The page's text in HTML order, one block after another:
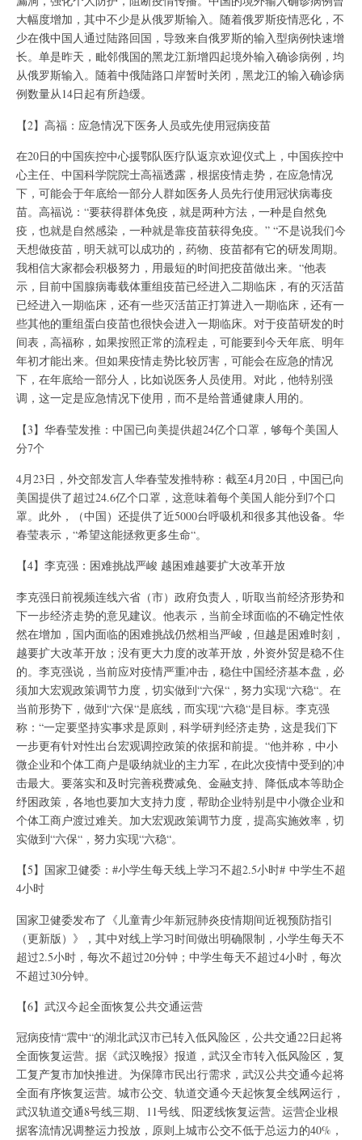
大幅度增加，其中不少是从俄罗斯输入。随着俄罗斯疫情恶化，不
少在俄中国人通过陆路回国，导致来自俄罗斯的输入型病例快速增
长。单是昨天，毗邻俄国的黑龙江新增四起境外输入确诊病例，均
从俄罗斯输入。随着中俄陆路口岸暂时关闭，黑龙江的输入确诊病
例数量从14日起有所趋缓。
【2】高福：应急情况下医务人员或先使用冠病疫苗
在20日的中国疾控中心援鄂队医疗队返京欢迎仪式上，中国疾控中
心主任、中国科学院院士高福透露，根据疫情走势，在应急情况
下，可能会于年底给一部分人群如医务人员先行使用冠状病毒疫
苗。高福说：“要获得群体免疫，就是两种方法，一种是自然免
疫，也就是自然感染，一种就是靠疫苗获得免疫。” “不是说我们今
天想做疫苗，明天就可以成功的，药物、疫苗都有它的研发周期。
我相信大家都会积极努力，用最短的时间把疫苗做出来。“他表
示，目前中国腺病毒载体重组疫苗已经进入二期临床，有的灭活苗
已经进入一期临床，还有一些灭活苗正打算进入一期临床，还有一
些其他的重组蛋白疫苗也很快会进入一期临床。对于疫苗研发的时
间表，高福称，如果按照正常的流程走，可能要到今天年底、明年
年初才能出来。但如果疫情走势比较厉害，可能会在应急的情况
下，在年底给一部分人，比如说医务人员使用。对此，他特别强
调，这一定是应急情况下使用，而不是给普通健康人用的。
【3】华春莹发推：中国已向美提供超24亿个口罩，够每个美国人
分7个
4月23日，外交部发言人华春莹发推特称：截至4月20日，中国已向
美国提供了超过24.6亿个口罩，这意味着每个美国人能分到7个口
罩。此外，（中国）还提供了近5000台呼吸机和很多其他设备。华
春莹表示，“希望这能拯救更多生命“。
【4】李克强：困难挑战严峻 越困难越要扩大改革开放
李克强日前视频连线六省（市）政府负责人，听取当前经济形势和
下一步经济走势的意见建议。他表示，当前全球面临的不确定性依
然在增加，国内面临的困难挑战仍然相当严峻，但越是困难时刻，
越要扩大改革开放；没有更大力度的改革开放，外资外贸是稳不住
的。李克强说，当前应对疫情严重冲击，稳住中国经济基本盘，必
须加大宏观政策调节力度，切实做到“六保“，努力实现“六稳“。在
当前形势下，做到“六保“是底线，而实现“六稳“是目标。李克强
称：“一定要坚持实事求是原则，科学研判经济走势，这是我们下
一步更有针对性出台宏观调控政策的依据和前提。“他并称，中小
微企业和个体工商户是吸纳就业的主力军，在此次疫情中受到的冲
击最大。要落实和及时完善税费减免、金融支持、降低成本等助企
纾困政策，各地也要加大支持力度，帮助企业特别是中小微企业和
个体工商户渡过难关。加大宏观政策调节力度，提高实施效率，切
实做到“六保“，努力实现“六稳“。
【5】国家卫健委：#小学生每天线上学习不超2.5小时# 中学生不超
4小时
国家卫健委发布了《儿童青少年新冠肺炎疫情期间近视预防指引
（更新版）》，其中对线上学习时间做出明确限制，小学生每天不
超过2.5小时，每次不超过20分钟；中学生每天不超过4小时，每次
不超过30分钟。
【6】武汉今起全面恢复公共交通运营
冠病疫情“震中“的湖北武汉市已转入低风险区，公共交通22日起将
全面恢复运营。据《武汉晚报》报道，武汉全市转入低风险区，复
工复产复市加快推进。为保障市民出行需求，武汉公共交通今起将
全面有序恢复运营。城市公交、轨道交通今天起恢复全线网运行，
武汉轨道交通8号线三期、11号线、阳逻线恢复运营。运营企业根
据客流情况调整运力投放，原则上城市公交不低于总运力的40%，